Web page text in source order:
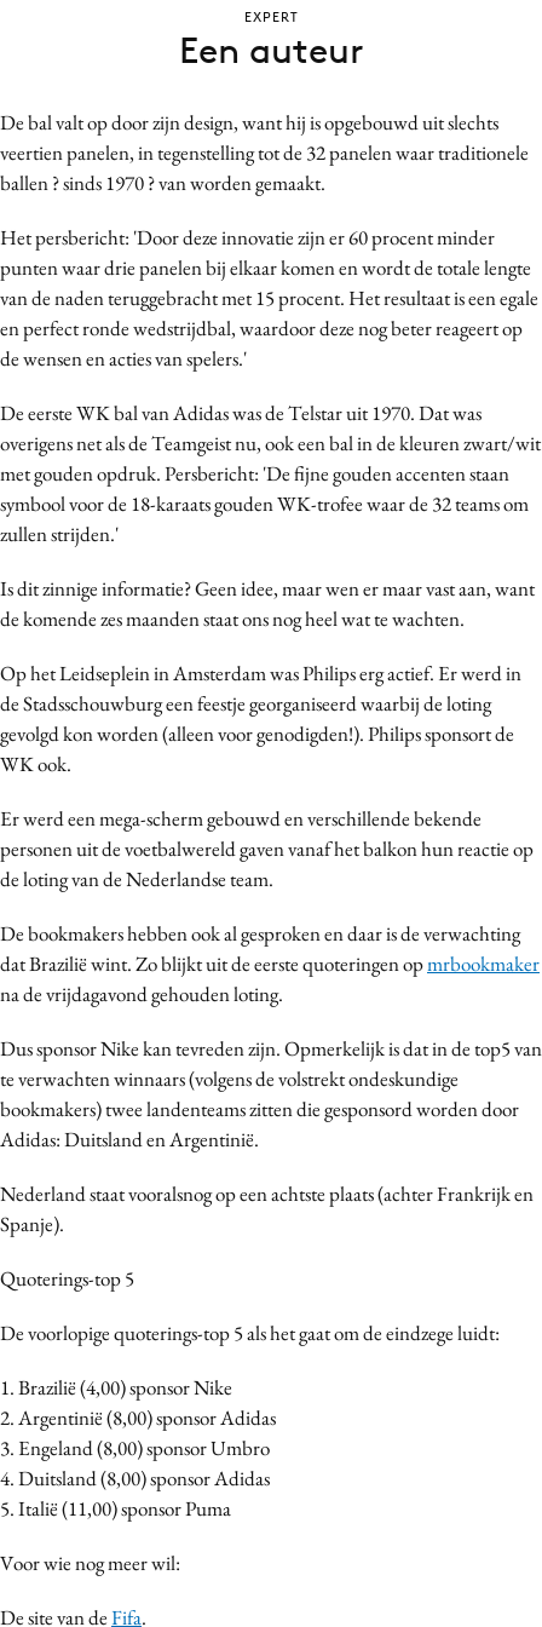
Contentmarketing
Craft
Data & Insights
Design
Digital transformation
Diversiteit
Gedragsverandering
Influencer marketing
Interne communicatie
Martech
Merkstrategie
Programmatic
Purpose Marketing
Reputatie & crisis
De bal valt op door zijn design, want hij is opgebouwd uit slechts
veertien panelen, in tegenstelling tot de 32 panelen waar traditionele
ballen ? sinds 1970 ? van worden gemaakt.
Het persbericht: 'Door deze innovatie zijn er 60 procent minder
punten waar drie panelen bij elkaar komen en wordt de totale lengte
van de naden teruggebracht met 15 procent. Het resultaat is een egale
en perfect ronde wedstrijdbal, waardoor deze nog beter reageert op
de wensen en acties van spelers.'
De eerste WK bal van Adidas was de Telstar uit 1970. Dat was
overigens net als de Teamgeist nu, ook een bal in de kleuren zwart/wit
met gouden opdruk. Persbericht: 'De fijne gouden accenten staan
symbool voor de 18-karaats gouden WK-trofee waar de 32 teams om
zullen strijden.'
Is dit zinnige informatie? Geen idee, maar wen er maar vast aan, want
de komende zes maanden staat ons nog heel wat te wachten.
Op het Leidseplein in Amsterdam was Philips erg actief. Er werd in
de Stadsschouwburg een feestje georganiseerd waarbij de loting
gevolgd kon worden (alleen voor genodigden!). Philips sponsort de
WK ook.
Er werd een mega-scherm gebouwd en verschillende bekende
personen uit de voetbalwereld gaven vanaf het balkon hun reactie op
de loting van de Nederlandse team.
De bookmakers hebben ook al gesproken en daar is de verwachting
dat Brazilië wint. Zo blijkt uit de eerste quoteringen opmrbookmaker
na de vrijdagavond gehouden loting.
Dus sponsor Nike kan tevreden zijn. Opmerkelijk is dat in de top5 van
te verwachten winnaars (volgens de volstrekt ondeskundige
bookmakers) twee landenteams zitten die gesponsord worden door
Adidas: Duitsland en Argentinië.
Nederland staat vooralsnog op een achtste plaats (achter Frankrijk en
Spanje).
Quoterings-top 5
De voorlopige quoterings-top 5 als het gaat om de eindzege luidt:
1. Brazilië (4,00) sponsor Nike
2. Argentinië (8,00) sponsor Adidas
3. Engeland (8,00) sponsor Umbro
4. Duitsland (8,00) sponsor Adidas
5. Italië (11,00) sponsor Puma
Voor wie nog meer wil:
De site van deFifa.
EXPERT
Een auteur